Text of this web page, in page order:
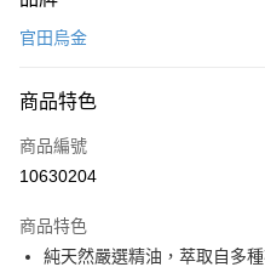
信用卡一次付款
Apple Pay
悠遊付
全盈+PAY
官田烏金
商品特色
商品編號
10630204
商品特色
純天然嚴選精油，萃取自多